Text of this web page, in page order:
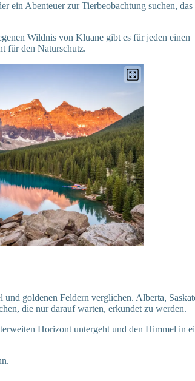
ein Abenteuer zur Tierbeobachtung suchen, das
Wildnis von Kluane gibt es für jeden einen
für den Naturschutz.
goldenen Feldern verglichen. Alberta,
die nur darauf warten, erkundet zu werden.
Horizont untergeht und den Himmel in